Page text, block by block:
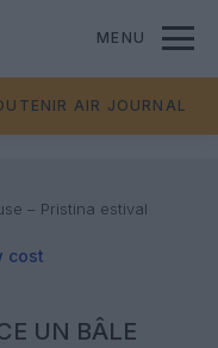
MENU
AIR JOURNAL
– Pristina estival
cost
UN BÂLE